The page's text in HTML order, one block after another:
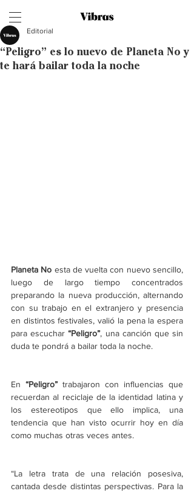
“Peligro” es lo nuevo de Planeta No y
te hará bailar toda la noche
Editorial
Planeta No esta de vuelta con nuevo sencillo,
luego de largo tiempo concentrados
preparando la nueva producción, alternando
con su trabajo en el extranjero y presencia
en distintos festivales, valió la pena la espera
para escuchar “Peligro”, una canción que sin
duda te pondrá a bailar toda la noche.
En “Peligro” trabajaron con influencias que
recuerdan al reciclaje de la identidad latina y
los estereotipos que ello implica, una
tendencia que han visto ocurrir hoy en día
como muchas otras veces antes.
“La letra trata de una relación posesiva,
cantada desde distintas perspectivas. Para la